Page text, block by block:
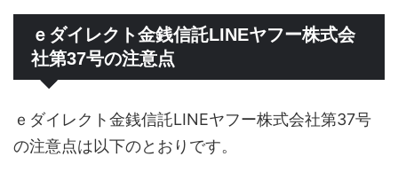
ｅダイレクト金銭信託LINEヤフー株式会
社第37号の注意点
ｅダイレクト金銭信託LINEヤフー株式会社第37号
の注意点は以下のとおりです。